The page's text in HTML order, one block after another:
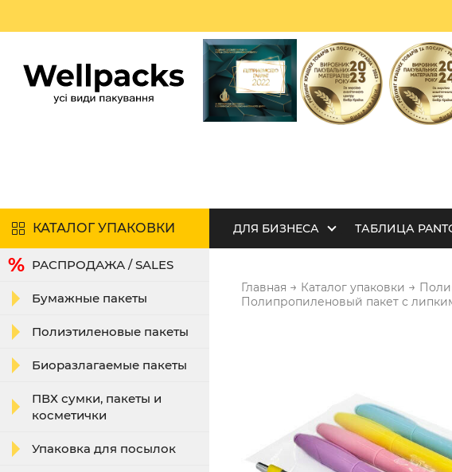
КАТАЛОГ УПАКОВКИ ДЛЯ БИЗНЕСА ТАБЛИЦА
РАСПРОДАЖА / SALES
Бумажные пакеты
Полиэтиленовые пакеты
Биоразлагаемые пакеты
ПВХ сумки, пакеты и
косметички
Упаковка для посылок
Главная → Каталог упаковки →
Полипропиленовый пакет с